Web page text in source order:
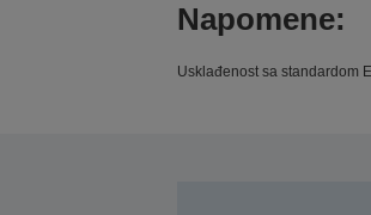
Napomene:
Usklađenost sa standardom